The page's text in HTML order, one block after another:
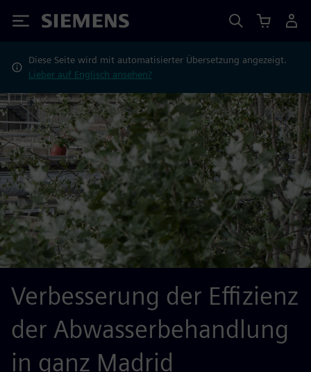
Siemens
Diese Seite wird mit automatisierter Übersetzung angezeigt.
Lieber auf Englisch ansehen?
Verbesserung der Effizienz
der Abwasserbehandlung
in ganz Madrid